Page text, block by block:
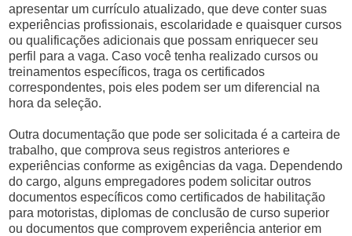
apresentar um currículo atualizado, que deve conter suas
experiências profissionais, escolaridade e quaisquer cursos
ou qualificações adicionais que possam enriquecer seu
perfil para a vaga. Caso você tenha realizado cursos ou
treinamentos específicos, traga os certificados
correspondentes, pois eles podem ser um diferencial na
hora da seleção.
Outra documentação que pode ser solicitada é a carteira de
trabalho, que comprova seus registros anteriores e
experiências conforme as exigências da vaga. Dependendo
do cargo, alguns empregadores podem solicitar outros
documentos específicos como certificados de habilitação
para motoristas, diplomas de conclusão de curso superior
ou documentos que comprovem experiência anterior em